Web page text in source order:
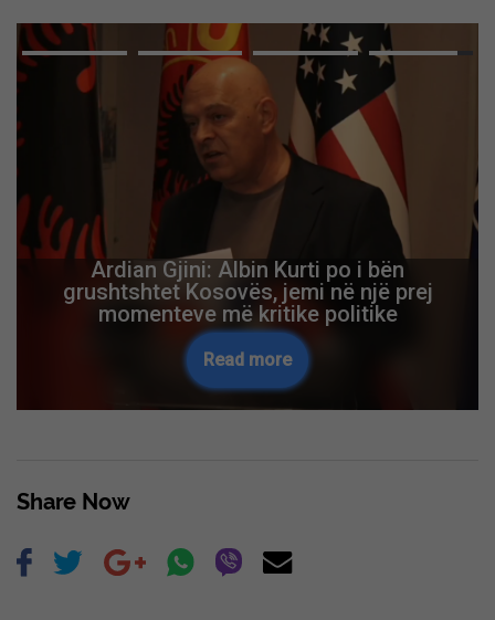
Gjini nuk e përjashton rrugën si mjet për
t’iu kundërvënë Albin Kurtit
Read more
Share Now